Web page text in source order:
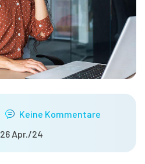
Keine Kommentare
26 Apr./24